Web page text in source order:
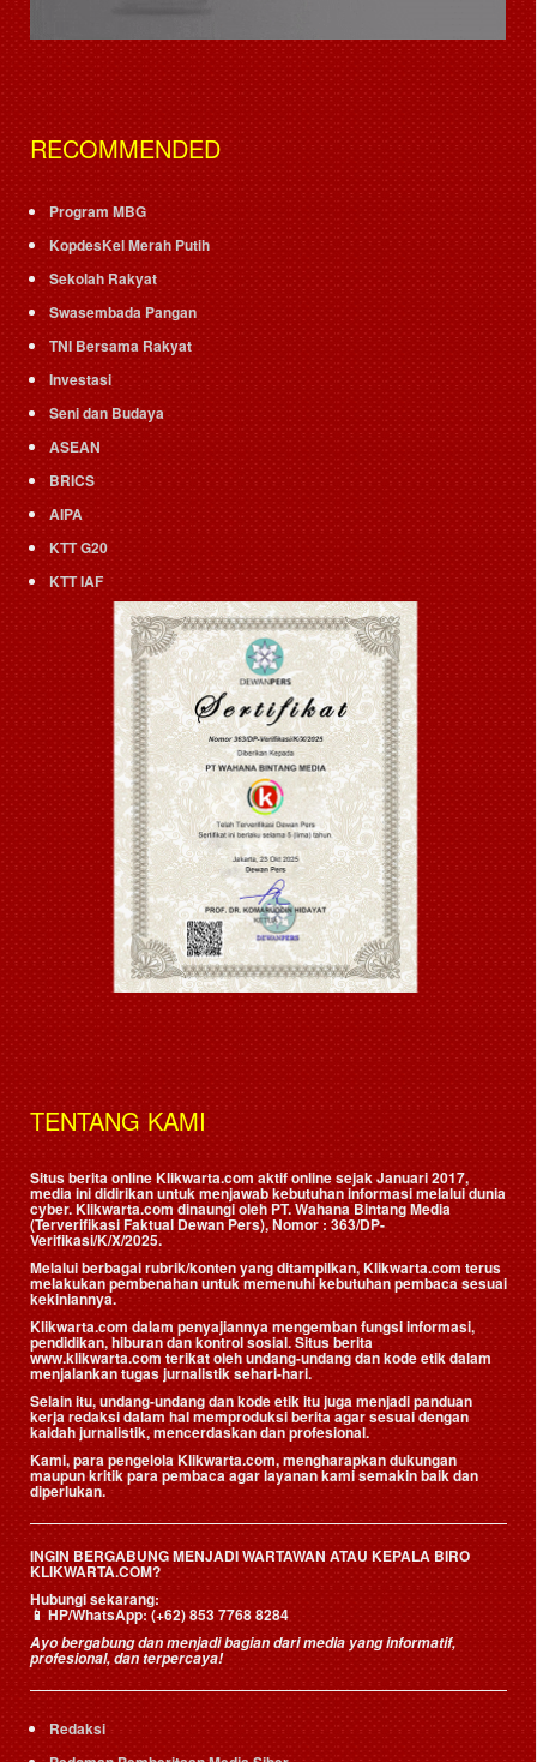
RECOMMENDED
Program MBG
KopdesKel Merah Putih
Sekolah Rakyat
Swasembada Pangan
TNI Bersama Rakyat
Investasi
Seni dan Budaya
ASEAN
BRICS
AIPA
KTT G20
KTT IAF
TENTANG KAMI
Situs berita online Klikwarta.com aktif online sejak Januari 2017,
media ini didirikan untuk menjawab kebutuhan informasi melalui dunia
cyber. Klikwarta.com dinaungi oleh PT. Wahana Bintang Media
(Terverifikasi Faktual Dewan Pers), Nomor : 363/DP-
Verifikasi/K/X/2025.
Melalui berbagai rubrik/konten yang ditampilkan, Klikwarta.com terus
melakukan pembenahan untuk memenuhi kebutuhan pembaca sesuai
kekiniannya.
Klikwarta.com dalam penyajiannya mengemban fungsi informasi,
pendidikan, hiburan dan kontrol sosial. Situs berita
www.klikwarta.com terikat oleh undang-undang dan kode etik dalam
menjalankan tugas jurnalistik sehari-hari.
Selain itu, undang-undang dan kode etik itu juga menjadi panduan
kerja redaksi dalam hal memproduksi berita agar sesuai dengan
kaidah jurnalistik, mencerdaskan dan profesional.
Kami, para pengelola Klikwarta.com, mengharapkan dukungan
maupun kritik para pembaca agar layanan kami semakin baik dan
diperlukan.
INGIN BERGABUNG MENJADI WARTAWAN ATAU KEPALA BIRO
KLIKWARTA.COM?
Hubungi sekarang:
📱HP/WhatsApp:(+62) 853 7768 8284
Ayo bergabung dan menjadi bagian dari media yang informatif,
profesional, dan terpercaya!
Redaksi